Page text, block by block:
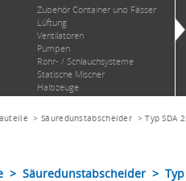
>Säuredunstabscheider >Typ SDA
> Säuredunstabscheider > Typ